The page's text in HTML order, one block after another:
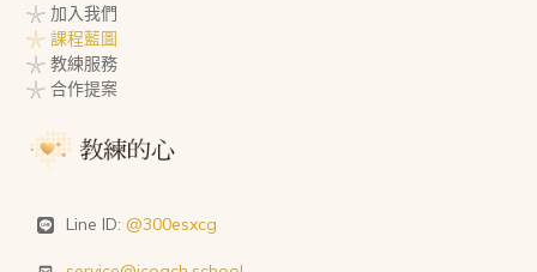
𓇼 加入我們
𓇼 課程藍圖
𓇼 教練服務
𓇼 合作提案
Line ID: @300esxcg